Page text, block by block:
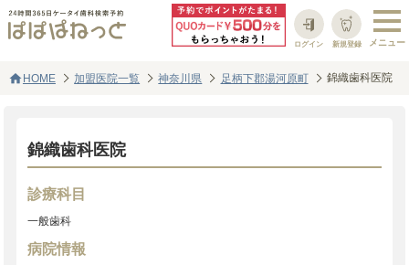
新規登録
ログイン
homeHOME 加盟医院一覧 神奈川県 足柄下郡湯河原町 錦織歯科医院
錦織歯科医院
診療科目
一般歯科
病院情報